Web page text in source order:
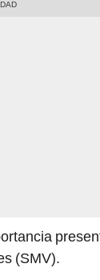
(SMV).